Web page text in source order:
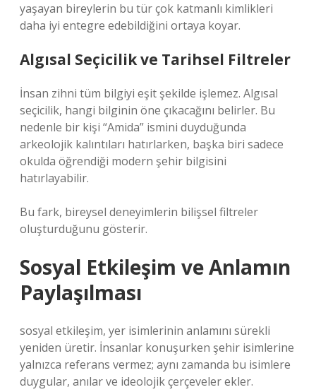
yaşayan bireylerin bu tür çok katmanlı kimlikleri
daha iyi entegre edebildiğini ortaya koyar.
Algısal Seçicilik ve Tarihsel Filtreler
İnsan zihni tüm bilgiyi eşit şekilde işlemez. Algısal
seçicilik, hangi bilginin öne çıkacağını belirler. Bu
nedenle bir kişi “Amida” ismini duyduğunda
arkeolojik kalıntıları hatırlarken, başka biri sadece
okulda öğrendiği modern şehir bilgisini
hatırlayabilir.
Bu fark, bireysel deneyimlerin bilişsel filtreler
oluşturduğunu gösterir.
Sosyal Etkileşim ve Anlamın
Paylaşılması
sosyal etkileşim, yer isimlerinin anlamını sürekli
yeniden üretir. İnsanlar konuşurken şehir isimlerine
yalnızca referans vermez; aynı zamanda bu isimlere
duygular, anılar ve ideolojik çerçeveler ekler.